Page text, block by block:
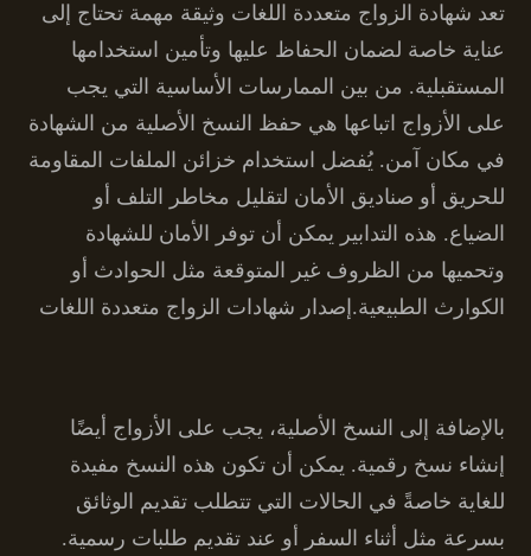
تعد شهادة الزواج متعددة اللغات وثيقة مهمة تحتاج إلى
عناية خاصة لضمان الحفاظ عليها وتأمين استخدامها
المستقبلية. من بين الممارسات الأساسية التي يجب
على الأزواج اتباعها هي حفظ النسخ الأصلية من الشهادة
في مكان آمن. يُفضل استخدام خزائن الملفات المقاومة
للحريق أو صناديق الأمان لتقليل مخاطر التلف أو
الضياع. هذه التدابير يمكن أن توفر الأمان للشهادة
وتحميها من الظروف غير المتوقعة مثل الحوادث أو
الكوارث الطبيعية.إصدار شهادات الزواج متعددة اللغات
بالإضافة إلى النسخ الأصلية، يجب على الأزواج أيضًا
إنشاء نسخ رقمية. يمكن أن تكون هذه النسخ مفيدة
للغاية خاصةً في الحالات التي تتطلب تقديم الوثائق
بسرعة مثل أثناء السفر أو عند تقديم طلبات رسمية.